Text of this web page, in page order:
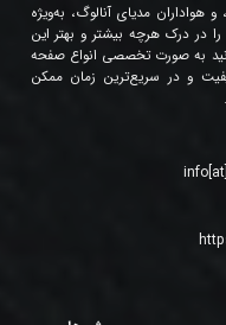
مدیای آنالوگ، به‌ویژه
در درک هرچه بیشتر و بهتر این
به صورت تخصصی انواع صفحه
و در سریع‌ترین زمان ممکن